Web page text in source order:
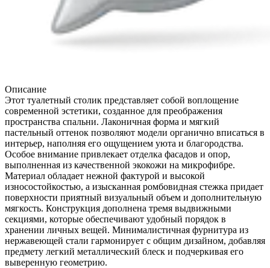
Описание
Этот туалетный столик представляет собой воплощение
современной эстетики, созданное для преображения
пространства спальни. Лаконичная форма и мягкий
пастельный оттенок позволяют модели органично вписаться в
интерьер, наполняя его ощущением уюта и благородства.
Особое внимание привлекает отделка фасадов и опор,
выполненная из качественной экокожи на микрофибре.
Материал обладает нежной фактурой и высокой
износостойкостью, а изысканная ромбовидная стежка придает
поверхности приятный визуальный объем и дополнительную
мягкость. Конструкция дополнена тремя выдвижными
секциями, которые обеспечивают удобный порядок в
хранении личных вещей. Минималистичная фурнитура из
нержавеющей стали гармонирует с общим дизайном, добавляя
предмету легкий металлический блеск и подчеркивая его
выверенную геометрию.